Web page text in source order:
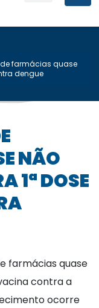
farmácias quase
dengue
NÃO
1ª DOSE
farmácias quase
contra a
ocorre